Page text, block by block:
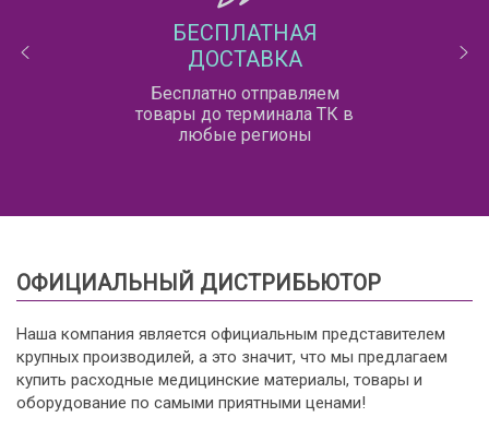
БЕСПЛАТНАЯ
ДОСТАВКА
Бесплатно отправляем
товары до терминала ТК в
любые регионы
ОФИЦИАЛЬНЫЙ ДИСТРИБЬЮТОР
Наша компания является официальным представителем
крупных производилей, а это значит, что мы предлагаем
купить расходные медицинские материалы, товары и
оборудование по самыми приятными ценами!